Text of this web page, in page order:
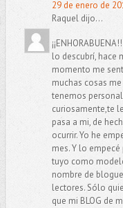
29 de enero de
Raquel dijo...
lo descubrí, hace
momento me
muchas cosas
tenemos
curiosamente,te
pasa a mi, de
ocurrir. Yo he
mes. Y lo
tuyo como
nombre de
lectores. Sólo
que mi BLOG de